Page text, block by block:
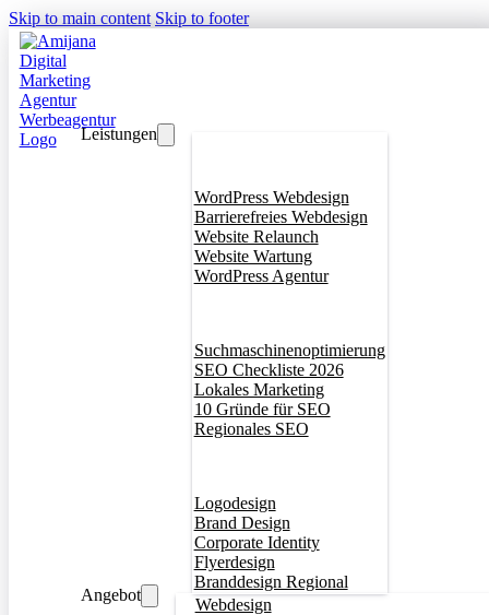
Skip to main content Skip to footer
Leistungen
WordPress Webdesign
Barrierefreies Webdesign
Website Relaunch
Website Wartung
WordPress Agentur
Suchmaschinenoptimierung
SEO Checkliste 2026
Lokales Marketing
10 Gründe für SEO
Regionales SEO
Logodesign
Brand Design
Corporate Identity
Flyerdesign
Branddesign Regional
Angebot
Webdesign